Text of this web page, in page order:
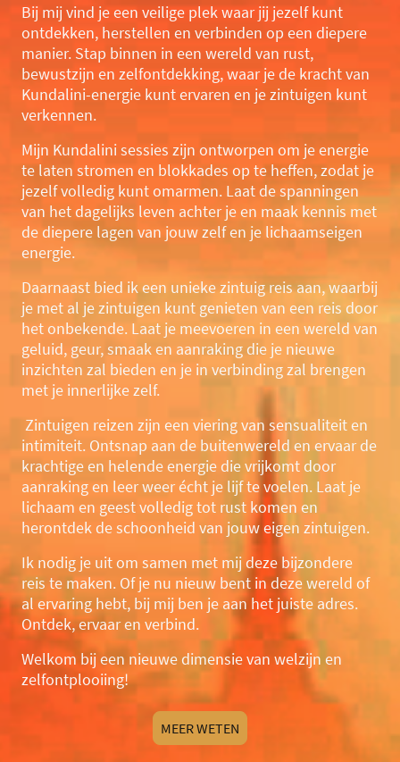
Bij mij vind je een veilige plek waar jij jezelf kunt
ontdekken, herstellen en verbinden op een diepere
manier. Stap binnen in een wereld van rust,
bewustzijn en zelfontdekking, waar je de kracht van
Kundalini-energie kunt ervaren en je zintuigen kunt
verkennen.
Mijn Kundalini sessies zijn ontworpen om je energie
te laten stromen en blokkades op te heffen, zodat je
jezelf volledig kunt omarmen. Laat de spanningen
van het dagelijks leven achter je en maak kennis met
de diepere lagen van jouw zelf en je lichaamseigen
energie.
Daarnaast bied ik een unieke zintuig reis aan, waarbij
je met al je zintuigen kunt genieten van een reis door
het onbekende. Laat je meevoeren in een wereld van
geluid, geur, smaak en aanraking die je nieuwe
inzichten zal bieden en je in verbinding zal brengen
met je innerlijke zelf.
Zintuigen reizen zijn een viering van sensualiteit en
intimiteit. Ontsnap aan de buitenwereld en ervaar de
krachtige en helende energie die vrijkomt door
aanraking en leer weer écht je lijf te voelen. Laat je
lichaam en geest volledig tot rust komen en
herontdek de schoonheid van jouw eigen zintuigen.
Ik nodig je uit om samen met mij deze bijzondere
reis te maken. Of je nu nieuw bent in deze wereld of
al ervaring hebt, bij mij ben je aan het juiste adres.
Ontdek, ervaar en verbind.
Welkom bij een nieuwe dimensie van welzijn en
zelfontplooiing!
MEER WETEN